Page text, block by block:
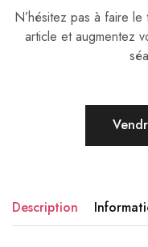
N’hésitez pas à faire
article et augmentez
Description